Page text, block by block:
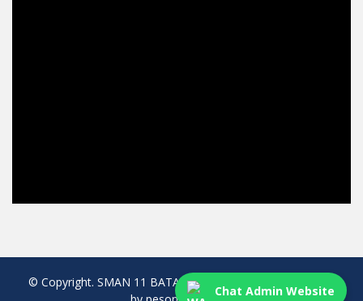
Chat Admin Website
© Copyright. SMAN 11 BATAM. All rights reserved. created